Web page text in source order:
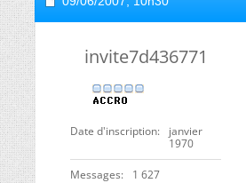
invite7d436771
Date d'inscription
janvier
1970
Messages 1 627